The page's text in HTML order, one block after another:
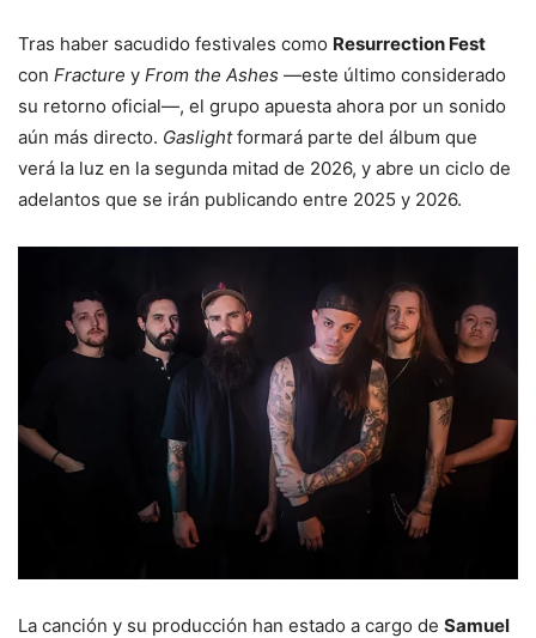
Tras haber sacudido festivales como Resurrection Fest
con Fracture y From the Ashes —este último considerado
su retorno oficial—, el grupo apuesta ahora por un sonido
aún más directo. Gaslightformará parte del álbum que
verá la luz en la segunda mitad de 2026, y abre un ciclo de
adelantos que se irán publicando entre 2025 y 2026.
La canción y su producción han estado a cargo de Samuel